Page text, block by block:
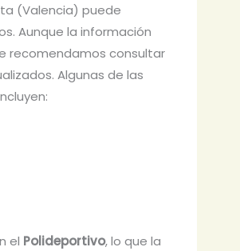
(Valencia) puede
Aunque la información
recomendamos consultar
Algunas de las
el Polideportivo, lo que la